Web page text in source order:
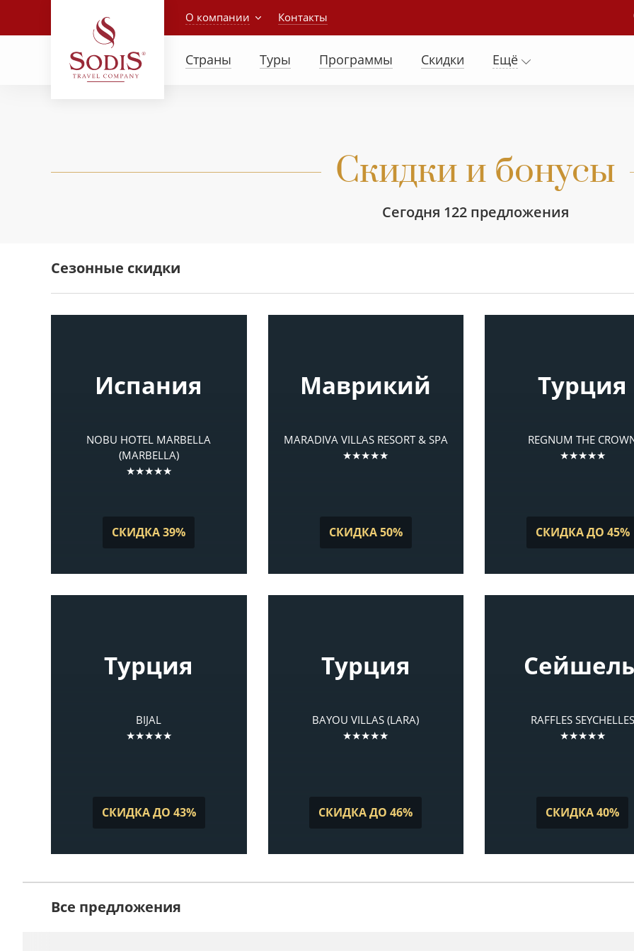
О компании Контакты
Страны Туры Программы Скидки Ещё
Скидки и бонусы
Сегодня 122 предложения
Сезонные скидки
Испания
NOBU HOTEL MARBELLA
(MARBELLA)
★★★★★
СКИДКА 39%
Маврикий
MARADIVA VILLAS RESORT & SPA
★★★★★
СКИДКА 50%
Турция
REGNUM THE
★★★★★
СКИДКА ДО 45%
Турция
BIJAL
★★★★★
СКИДКА ДО 43%
Турция
BAYOU VILLAS (LARA)
★★★★★
СКИДКА ДО 46%
RAFFLES SEYCHELLES
★★★★★
СКИДКА 40%
Все предложения